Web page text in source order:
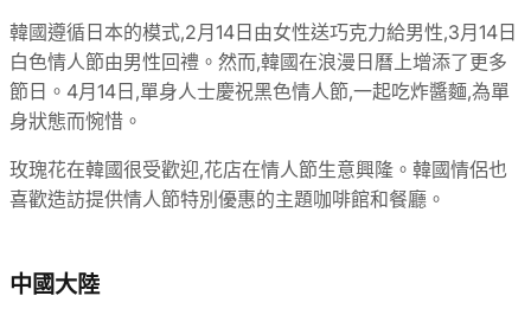
韓國遵循日本的模式,2月14日由女性送巧克力給男性,3月14日
白色情人節由男性回禮。然而,韓國在浪漫日曆上增添了更多
節日。4月14日,單身人士慶祝黑色情人節,一起吃炸醬麵,為單
身狀態而惋惜。
玫瑰花在韓國很受歡迎,花店在情人節生意興隆。韓國情侶也
喜歡造訪提供情人節特別優惠的主題咖啡館和餐廳。
中國大陸